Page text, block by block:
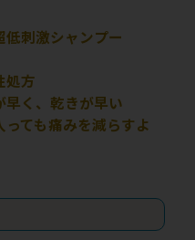
刺激シャンプー
処方
く、乾きが早い
ても痛みを減らすよ